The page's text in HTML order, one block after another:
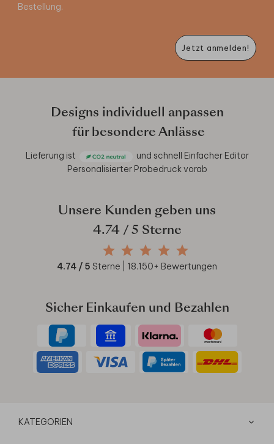
Bestellung.
Jetzt anmelden!
Designs individuell anpassen
für besondere Anlässe
Lieferung ist und schnell Einfacher Editor
Personalisierter Probedruck vorab
Unsere Kunden geben uns
4.74/ 5 Sterne
4.74 / 5 Sterne | 18.150+ Bewertungen
Sicher Einkaufen und Bezahlen
KATEGORIEN